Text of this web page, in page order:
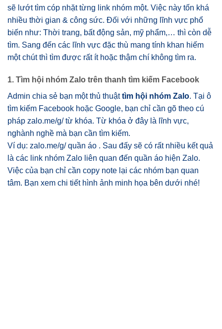
sẽ lướt tìm cóp nhặt từng link nhóm một. Việc này tốn khá
nhiều thời gian & công sức. Đối với những lĩnh vực phổ
biến như: Thời trang, bất động sản, mỹ phẩm,… thì còn dễ
tìm. Sang đến các lĩnh vực đặc thù mang tính khan hiếm
một chút thì tìm được rất ít hoặc thậm chí không tìm ra.
1. Tìm hội nhóm Zalo trên thanh tìm kiếm Facebook
Admin chia sẻ bạn một thủ thuậttìm hội nhóm Zalo. Tại ô
tìm kiếm Facebook hoặc Google, bạn chỉ cần gõ theo cú
pháp zalo.me/g/ từ khóa. Từ khóa ở đây là lĩnh vực,
nghành nghề mà bạn cần tìm kiếm.
Ví dụ: zalo.me/g/ quần áo . Sau đấy sẽ có rất nhiều kết quả
là các link nhóm Zalo liên quan đến quần áo hiện Zalo.
Việc của bạn chỉ cần copy note lại các nhóm bạn quan
tâm. Bạn xem chi tiết hình ảnh minh họa bên dưới nhé!